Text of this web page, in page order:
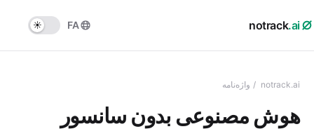
notrack.ai
FA
notrack.ai واژه‌نامه
هوش مصنوعی بدون سانسور